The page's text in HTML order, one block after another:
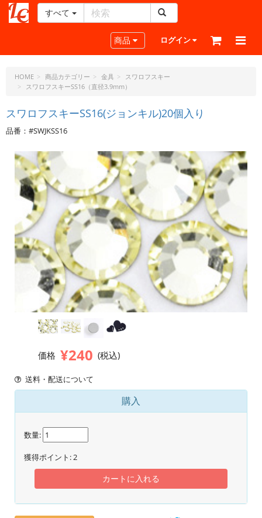
ー
ラ
フ
ド
ッ
ト・
ジ
ェ
ー
ピ
すべて
Toggle navigation
商品 ログイン
HOME 商品カテゴリー 金具
スワロフスキー
スワロフスキーSS16（直径3.9mm）
スワロフスキーSS16(ジョンキル)20個入り
品番：#SWJKSS16
価格 ¥240 (税込)
送料・配送について
購入
数量:
獲得ポイント:2
カートに入れる